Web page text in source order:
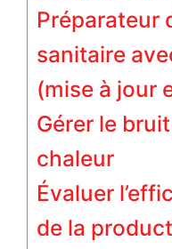
Préparateur
sanitaire
(mise à jour
Gérer le
chaleur
Évaluer
de la